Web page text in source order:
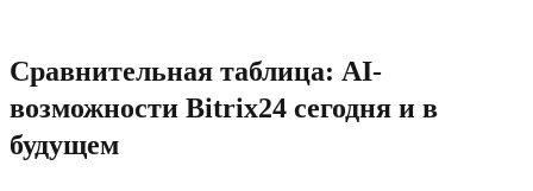
Сравнительная таблица: AI-
возможности Bitrix24 сегодня и в
будущем